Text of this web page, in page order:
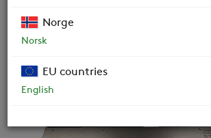
Seinäasennusteline
W3/W4/W5/R3 ja
Norge
Norsk
EU countries
English